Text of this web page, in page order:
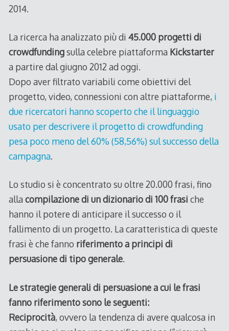
2014.
La ricerca ha analizzato più di 45.000 progetti di
crowdfundingsulla celebre piattaforma Kickstarter
a partire dal giugno 2012 ad oggi.
Dopo aver filtrato variabili come obiettivi del
progetto, video, connessioni con altre piattaforme, i
due ricercatori hanno scoperto che il linguaggio
usato per descrivere il progetto di crowdfunding
pesa poco meno del 60% (58,56%) sul successo della
campagna.
Lo studio si è concentrato su oltre 20.000 frasi, fino
allacompilazione di un dizionario di 100 frasi che
hanno il potere di anticipare il successo o il
fallimento di un progetto. La caratteristica di queste
frasi è che fanno riferimento a principi di
persuasione di tipo generale.
Le strategie generali di persuasione a cui le frasi
fanno riferimento sono le seguenti:
Reciprocità, ovvero la tendenza di avere qualcosa in